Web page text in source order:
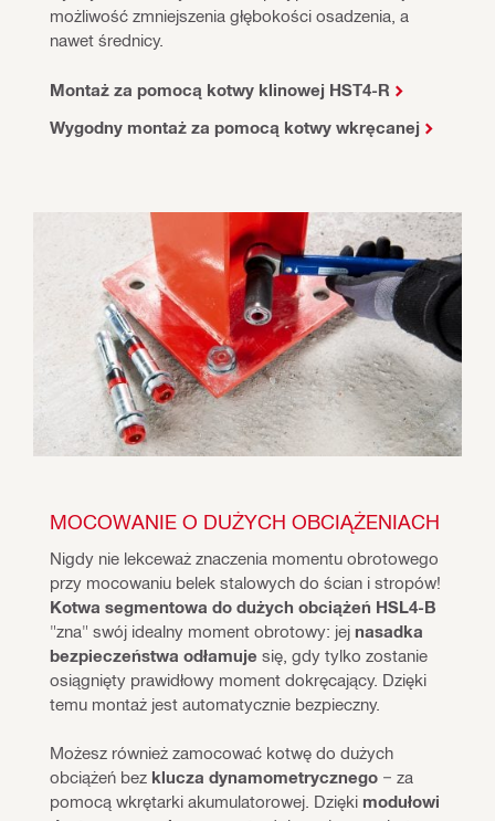
możliwość zmniejszenia głębokości osadzenia, a
nawet średnicy.
Montaż za pomocą kotwy klinowej HST4-R
Wygodny montaż za pomocą kotwy wkręcanej
MOCOWANIE O DUŻYCH OBCIĄŻENIACH
Nigdy nie lekceważ znaczenia momentu obrotowego
Kotwa segmentowa do dużych obciążeń HSL4-B
"zna" swój idealny moment obrotowy: jej nasadka
bezpieczeństwa odłamuje się, gdy tylko zostanie
osiągnięty prawidłowy moment dokręcający. Dzięki
temu montaż jest automatycznie bezpieczny.
Możesz również zamocować kotwę do dużych
obciążeń bez klucza dynamometrycznego − za
pomocą wkrętarki akumulatorowej. Dzięki modułowi